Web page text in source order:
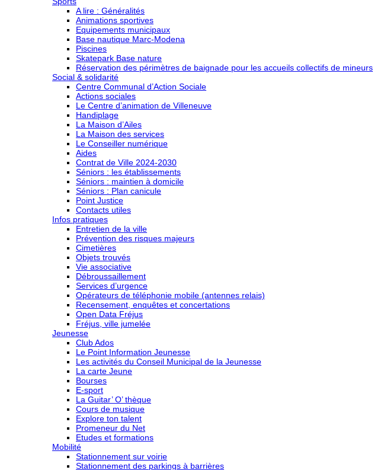
A lire : Généralités
Animations sportives
Equipements municipaux
Base nautique Marc-Modena
Piscines
Skatepark Base nature
Réservation des périmètres de baignade pour les accueils collectifs de mineurs
Social & solidarité
Centre Communal d’Action Sociale
Actions sociales
Le Centre d’animation de Villeneuve
Handiplage
La Maison d’Ailes
La Maison des services
Le Conseiller numérique
Aides
Contrat de Ville 2024-2030
Séniors : les établissements
Séniors : maintien à domicile
Séniors : Plan canicule
Point Justice
Contacts utiles
Infos pratiques
Entretien de la ville
Prévention des risques majeurs
Cimetières
Objets trouvés
Vie associative
Débroussaillement
Services d’urgence
Opérateurs de téléphonie mobile (antennes relais)
Recensement, enquêtes et concertations
Open Data Fréjus
Fréjus, ville jumelée
Jeunesse
Club Ados
Le Point Information Jeunesse
Les activités du Conseil Municipal de la Jeunesse
La carte Jeune
Bourses
E-sport
La Guitar’ O’ thèque
Cours de musique
Explore ton talent
Promeneur du Net
Etudes et formations
Mobilité
Stationnement sur voirie
Stationnement des parkings à barrières